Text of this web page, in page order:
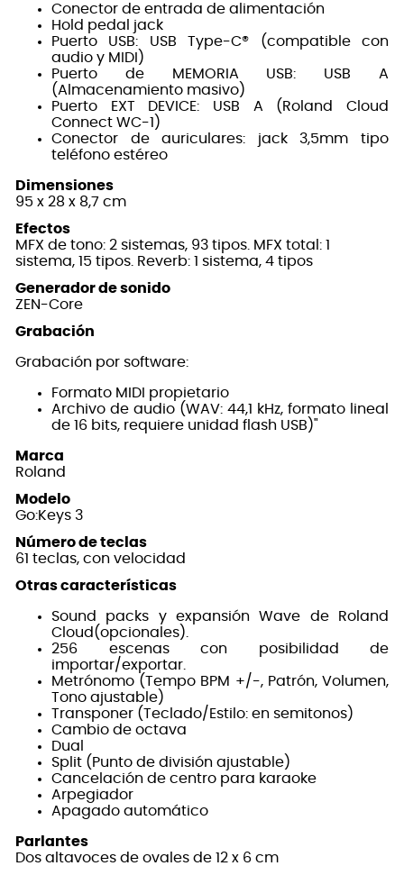
Conector de entrada de alimentación
Hold pedal jack
Puerto USB: USB Type-C® (compatible con
audio y MIDI)
Puerto de MEMORIA USB: USB A
(Almacenamiento masivo)
Puerto EXT DEVICE: USB A (Roland Cloud
Connect WC-1)
Conector de auriculares: jack 3,5mm tipo
teléfono estéreo
Dimensiones
95 x 28 x 8,7 cm
Efectos
MFX de tono: 2 sistemas, 93 tipos. MFX total: 1
sistema, 15 tipos. Reverb: 1 sistema, 4 tipos
Generador de sonido
ZEN-Core
Grabación
Grabación por software:
Formato MIDI propietario
Archivo de audio (WAV: 44,1 kHz, formato lineal
de 16 bits, requiere unidad flash USB)"
Marca
Roland
Modelo
Go:Keys 3
Número de teclas
61 teclas, con velocidad
Otras características
Sound packs y expansión Wave de Roland
Cloud(opcionales).
256 escenas con posibilidad de
importar/exportar.
Metrónomo (Tempo BPM +/-, Patrón, Volumen,
Tono ajustable)
Transponer (Teclado/Estilo: en semitonos)
Cambio de octava
Dual
Split (Punto de división ajustable)
Cancelación de centro para karaoke
Arpegiador
Apagado automático
Parlantes
Dos altavoces de ovales de 12 x 6 cm